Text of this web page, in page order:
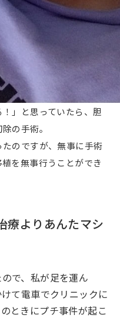
」と思っていたら、胆
の手術。
のですが、無事に手術
を無事行うことができ
療よりあんたマシ
で、私が足を運ん
て電車でクリニックに
ときにプチ事件が起こ